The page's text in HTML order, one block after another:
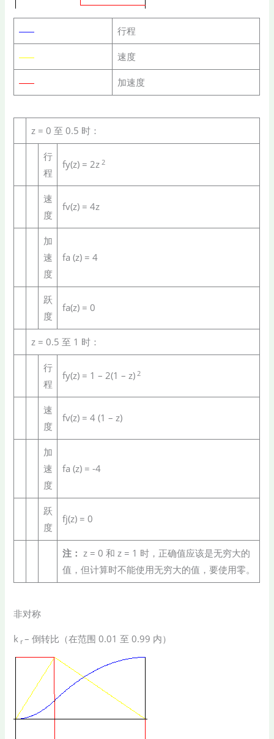
行程
速度
加速度
z = 0 至 0.5 时：
行
程
fy(z) = 2z2
速
度
fv(z) = 4z
加
速
度
fa (z) = 4
跃
度
fa(z) = 0
z = 0.5 至 1 时：
行
程
fy(z) = 1 – 2(1 – z)2
速
度
fv(z) = 4 (1 – z)
加
速
度
fa (z) = -4
跃
度
fj(z) = 0
注： z = 0 和 z = 1 时，正确值应该是无穷大的
值，但计算时不能使用无穷大的值，要使用零。
非对称
k r– 倒转比（在范围 0.01 至 0.99 内）